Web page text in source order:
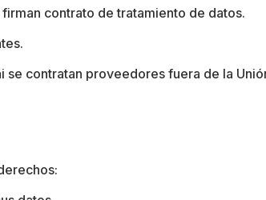
contrato de tratamiento de datos.
.
se contratan proveedores fuera de la
: